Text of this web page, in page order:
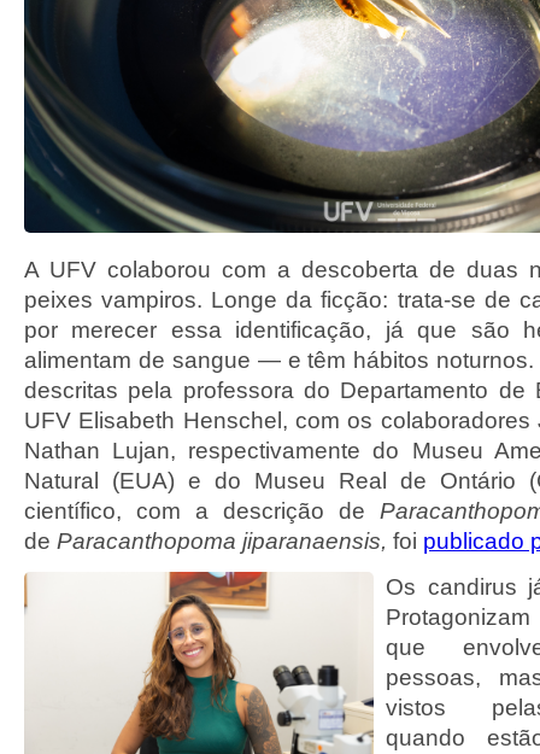
A UFV colaborou com a descoberta de duas
peixes vampiros. Longe da ficção: trata-se de
por merecer essa identificação, já que são
alimentam de sangue — e têm hábitos
descritas pela professora do Departamento de
UFV Elisabeth Henschel, com os
Nathan Lujan, respectivamente do Museu
Natural (EUA) e do Museu Real de Ontário
científico, com a descrição de
de Paracanthopoma jiparanaensis, foi publicado
Os candirus
que
pessoas,
vistos
quando